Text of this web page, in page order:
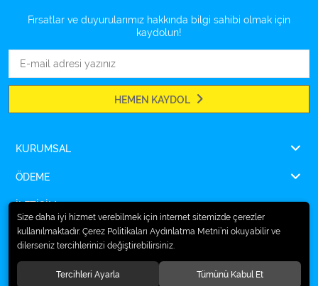
Fırsatlar ve duyurularımız hakkında bilgi sahibi olmak için
kaydolun!
HEMEN KAYDOL
KURUMSAL
ÖDEME
İLETİŞİM
© 2026Ampulsan®. Tüm hakları saklıdır.
Size daha iyi hizmet verebilmek için internet sitemizde çerezler
kullanılmaktadır. Çerez Politikaları Aydınlatma Metni’ni okuyabilir ve
dilerseniz tercihlerinizi değiştirebilirsiniz.
Tercihleri Ayarla Tümünü Kabul Et